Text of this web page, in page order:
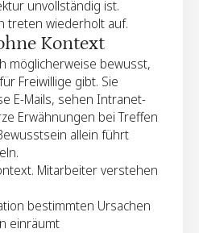
dass
saisonabhängig oder
nachhaltig ist.
unvollständig ist.
treten wiederholt auf.
Kontext
möglicherweise bewusst,
Freiwillige gibt. Sie
E-Mails, sehen Intranet-
Erwähnungen bei Treffen
allein führt
Mitarbeiter verstehen
bestimmten Ursachen
einräumt